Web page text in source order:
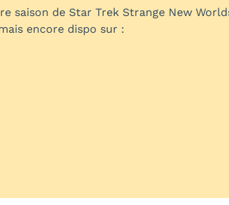
saison de Star Trek Strange New
encore dispo sur :